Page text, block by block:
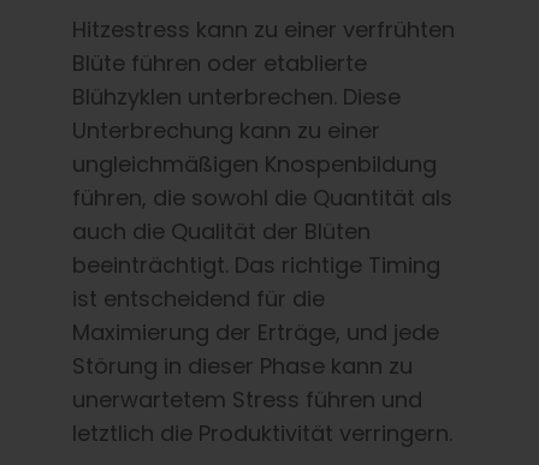
Hitzestress kann zu einer verfrühten
Blüte führen oder etablierte
Blühzyklen unterbrechen. Diese
Unterbrechung kann zu einer
ungleichmäßigen Knospenbildung
führen, die sowohl die Quantität als
auch die Qualität der Blüten
beeinträchtigt. Das richtige Timing
ist entscheidend für die
Maximierung der Erträge, und jede
Störung in dieser Phase kann zu
unerwartetem Stress führen und
letztlich die Produktivität verringern.